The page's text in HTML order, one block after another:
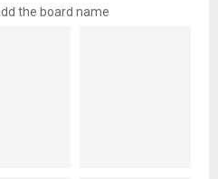
the board name